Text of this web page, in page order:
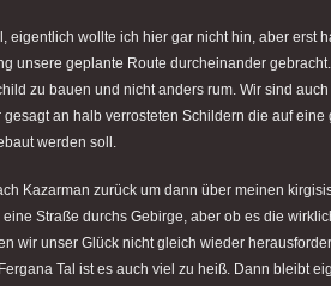
eigentlich wollte ich hier gar nicht hin, aber erst
unsere geplante Route durcheinander
zu bauen und nicht anders rum. Wir sind
an halb verrosteten Schildern die auf eine
werden soll.
Kazarman zurück um dann über meinen
eine Straße durchs Gebirge, aber ob es die
wir unser Glück nicht gleich wieder
Tal ist es auch viel zu heiß. Dann bleibt